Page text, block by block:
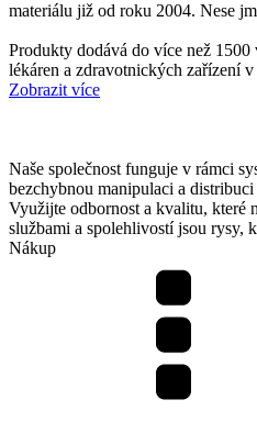
materiálu již od roku 2004. Nese
Produkty dodává do více než
lékáren a zdravotnických zařízení
Zobrazit více
Naše společnost funguje v rámci
bezchybnou manipulaci a
Využijte odbornost a kvalitu, které
službami a spolehlivostí jsou rysy,
Nákup